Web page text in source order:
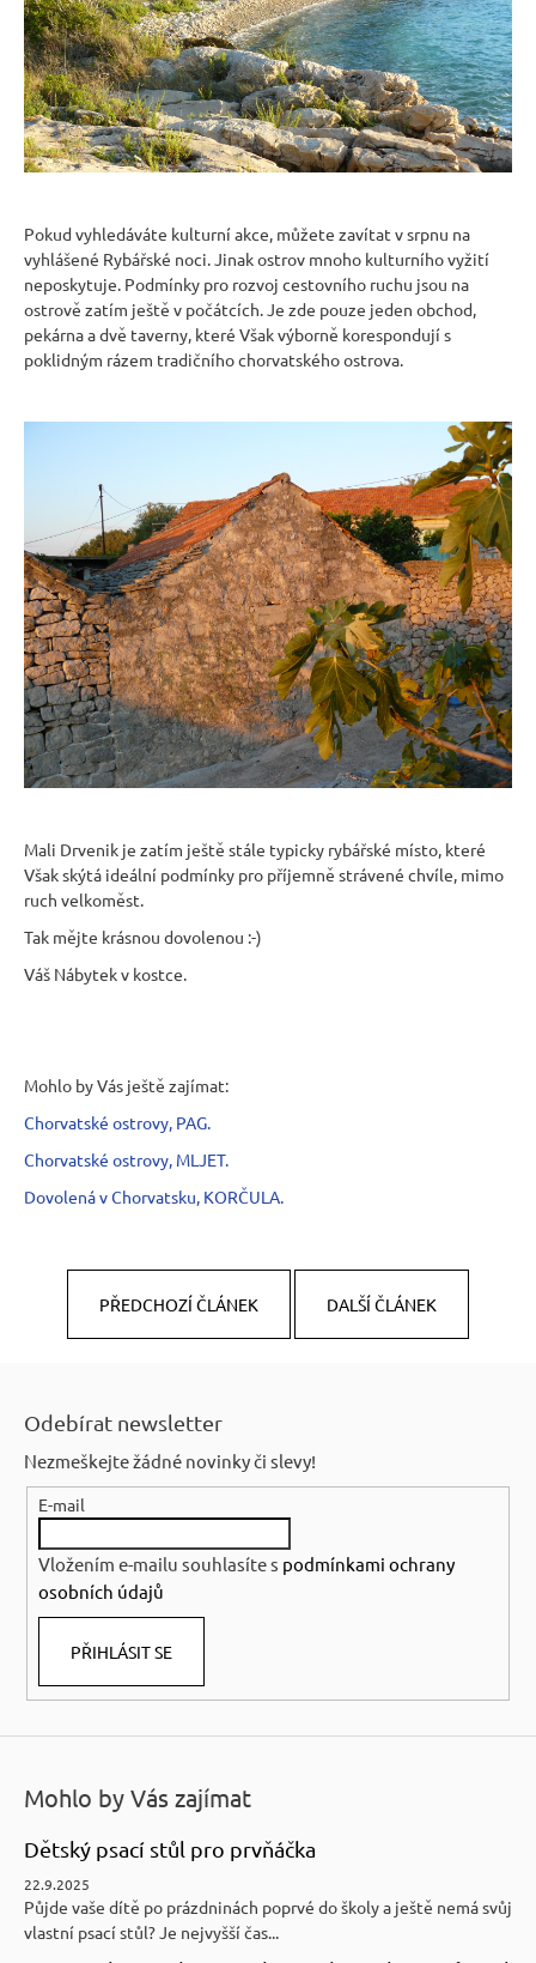
Pokud vyhledáváte kulturní akce, můžete zavítat v srpnu na
vyhlášené Rybářské noci. Jinak ostrov mnoho kulturního vyžití
neposkytuje. Podmínky pro rozvoj cestovního ruchu jsou na
ostrově zatím ještě v počátcích. Je zde pouze jeden obchod,
pekárna a dvě taverny, které Však výborně korespondují s
poklidným rázem tradičního chorvatského ostrova.
Mali Drvenik je zatím ještě stále typicky rybářské místo, které
Však skýtá ideální podmínky pro příjemně strávené chvíle, mimo
ruch velkoměst.
Tak mějte krásnou dovolenou :-)
Váš Nábytek v kostce.
Mohlo by Vás ještě zajímat:
Chorvatské ostrovy, PAG.
Chorvatské ostrovy, MLJET.
Dovolená v Chorvatsku, KORČULA.
PŘEDCHOZÍ ČLÁNEK DALŠÍ ČLÁNEK
Odebírat newsletter
Nezmeškejte žádné novinky či slevy!
E-mail
Vložením e-mailu souhlasíte s podmínkami ochrany
osobních údajů
PŘIHLÁSIT SE
Mohlo by Vás zajímat
Dětský psací stůl pro prvňáčka
22.9.2025
Půjde vaše dítě po prázdninách poprvé do školy a ještě nemá svůj
vlastní psací stůl? Je nejvyšší čas...